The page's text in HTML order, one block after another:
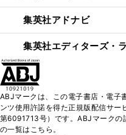
集英社アドナビ
集英社エディターズ・
ABJマークは、この電子書店・電子
ンツ使用許諾を得た正規版配信サー
第6091713号）です。ABJマークの
の一覧はこちら。